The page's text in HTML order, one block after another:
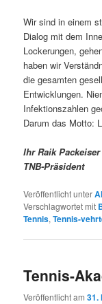
Wir sind in einem
Dialog mit dem
Lockerungen,
haben wir
die gesamten
Entwicklungen.
Infektionszahlen
Darum das Motto:
Ihr Raik Packeiser
TNB-Präsident
Veröffentlicht unter
Verschlagwortet mit
Tennis,Tennis-
Tennis-
Veröffentlicht am31.